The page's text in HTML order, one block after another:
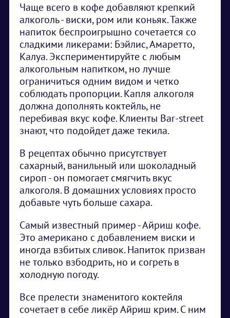
Чаще всего в кофе добавляют крепкий
алкоголь - виски, ром или коньяк. Также
напиток беспроигрышно сочетается со
сладкими ликерами: Бэйлис, Амаретто,
Калуа. Экспериментируйте с любым
алкогольным напитком, но лучше
ограничиться одним видом и четко
соблюдать пропорции. Капля алкоголя
должна дополнять коктейль, не
перебивая вкус кофе. Клиенты Bar-street
знают, что подойдет даже текила.
В рецептах обычно присутствует
сахарный, ванильный или шоколадный
сироп - он помогает смягчить вкус
алкоголя. В домашних условиях просто
добавьте чуть больше сахара.
Самый известный пример - Айриш кофе.
Это американо с добавлением виски и
иногда взбитых сливок. Напиток призван
не только взбодрить, но и согреть в
холодную погоду.
Все прелести знаменитого коктейля
сочетает в себе ликёр Айриш крим. С ним